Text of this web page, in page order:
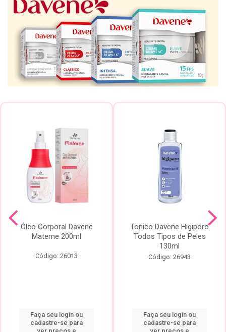
Óleo Corporal Davene
Materne 200ml
Código: 26013
Faça seu login ou
cadastre-se para
Tonico Davene Higiporo
Todos Tipos de Peles
130ml
Código: 26943
Faça seu login ou
cadastre-se para